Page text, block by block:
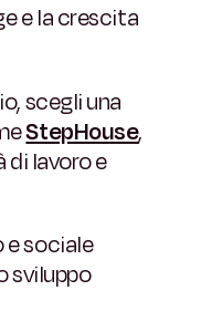
e la crescita
scegli una
StepHouse,
lavoro e
sociale
sviluppo